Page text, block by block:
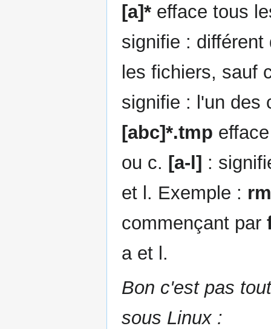
[a]* efface tous
signifie :
les fichiers, sauf
signifie : l'un des
[abc]*.tmp
ou c. [a-l] :
et l. Exemple :
commençant par
a et l.
Bon c'est pas
sous Linux :